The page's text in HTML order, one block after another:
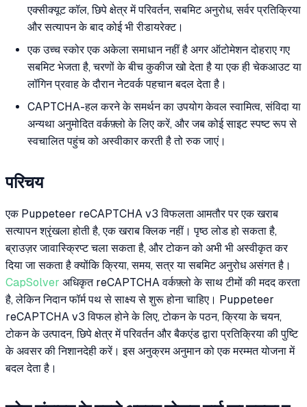
एक्सीक्यूट कॉल, छिपे क्षेत्र में परिवर्तन, सबमिट अनुरोध, सर्वर प्रतिक्रिया
और सत्यापन के बाद कोई भी रीडायरेक्ट।
एक उच्च स्कोर एक अकेला समाधान नहीं है अगर ऑटोमेशन दोहराए गए
सबमिट भेजता है, चरणों के बीच कुकीज खो देता है या एक ही चेकआउट या
लॉगिन प्रवाह के दौरान नेटवर्क पहचान बदल देता है।
CAPTCHA-हल करने के समर्थन का उपयोग केवल स्वामित्व, संविदा या
अन्यथा अनुमोदित वर्कफ़्लो के लिए करें, और जब कोई साइट स्पष्ट रूप से
स्वचालित पहुंच को अस्वीकार करती है तो रुक जाएं।
परिचय
एक Puppeteer reCAPTCHA v3 विफलता आमतौर पर एक खराब
सत्यापन श्रृंखला होती है, एक खराब क्लिक नहीं। पृष्ठ लोड हो सकता है,
ब्राउज़र जावास्क्रिप्ट चला सकता है, और टोकन को अभी भी अस्वीकृत कर
दिया जा सकता है क्योंकि क्रिया, समय, सत्र या सबमिट अनुरोध असंगत है।
CapSolver अधिकृत reCAPTCHA वर्कफ़्लो के साथ टीमों की मदद करता
है, लेकिन निदान फॉर्म पथ से साक्ष्य से शुरू होना चाहिए। Puppeteer
reCAPTCHA v3 विफल होने के लिए, टोकन के पठन, क्रिया के चयन,
टोकन के उत्पादन, छिपे क्षेत्र में परिवर्तन और बैकएंड द्वारा प्रतिक्रिया की पुष्टि
के अवसर की निशानदेही करें। इस अनुक्रम अनुमान को एक मरम्मत योजना में
बदल देता है।